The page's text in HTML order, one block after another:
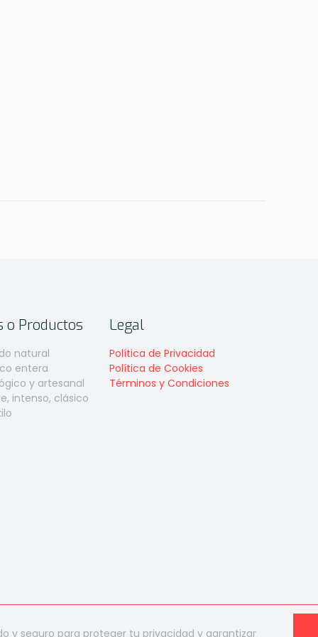
o Productos
natural
entera
y artesanal
intenso, clásico
Legal
Política de Privacidad
Política de Cookies
Términos y Condiciones
y seguro para proteger tu privacidad y garantizar